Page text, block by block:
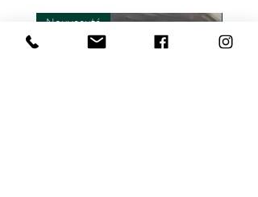
Nouveauté